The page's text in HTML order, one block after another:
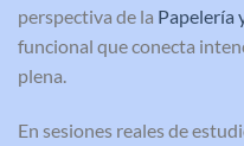
perspectiva de la Papelería
funcional que conecta
plena.
En sesiones reales de